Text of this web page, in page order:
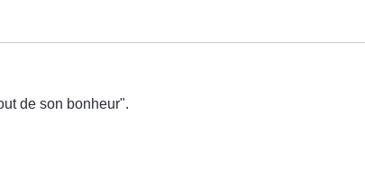
de son bonheur".